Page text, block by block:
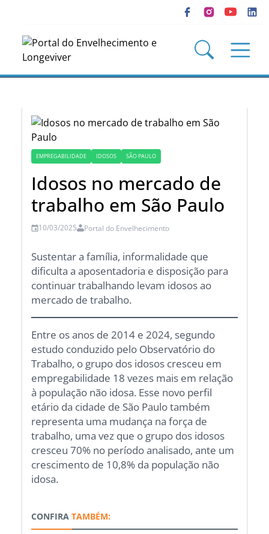
EMPREGABILIDADE IDOSOS SÃO PAULO
Idosos no mercado de
trabalho em São Paulo
10/03/2025 Portal do Envelhecimento
Sustentar a família, informalidade que
dificulta a aposentadoria e disposição para
continuar trabalhando levam idosos ao
mercado de trabalho.
Entre os anos de 2014 e 2024, segundo
estudo conduzido pelo Observatório do
Trabalho, o grupo dos idosos cresceu em
empregabilidade 18 vezes mais em relação
à população não idosa. Esse novo perfil
etário da cidade de São Paulo também
representa uma mudança na força de
trabalho, uma vez que o grupo dos idosos
cresceu 70% no período analisado, ante um
crescimento de 10,8% da população não
idosa.
CONFIRA TAMBÉM: